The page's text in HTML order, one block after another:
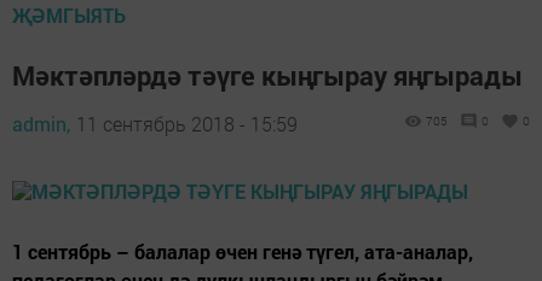
ҖӘМГЫЯТЬ
Мәктәпләрдә тәүге кыңгырау яңгырады
admin, 11 сентябрь 2018 - 15:59 705 0 0
1 сентябрь – балалар өчен генә түгел, ата-аналар,